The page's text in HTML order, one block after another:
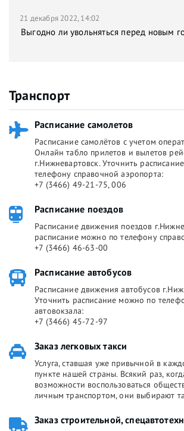
21 декабря 2022, 14:02
Выгодно ли увольняться перед новым
Транспорт
Расписание самолетов
Расписание самолётов с учетом
Онлайн табло прилетов и вылетов
г.Нижневартовск. Уточнить
телефону справочной аэропорта:
+7 (3466) 49-21-75, 006
Расписание поездов
Расписание движения поездов
расписание можно по телефону
+7 (3466) 46-63-00
Расписание автобусов
Расписание движения автобусов
Уточнить расписание можно по
автовокзала:
+7 (3466) 45-72-97
Заказ легковых такси
Услуга, ставшая уже привычной в
пункте нашей страны. Всякий раз,
возможности воспользоваться
личным транспортом, они выбирают
Заказ строительной,